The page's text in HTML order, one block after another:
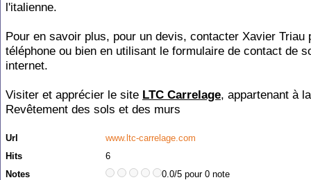
l'italienne.
Pour en savoir plus, pour un devis, contacter Xavier Triau
téléphone ou bien en utilisant le formulaire de contact de
internet.
Visiter et apprécier le site LTC Carrelage, appartenant à
Revêtement des sols et des murs
Url
www.ltc-carrelage.com
Hits
6
Notes
0.0/5 pour 0 note